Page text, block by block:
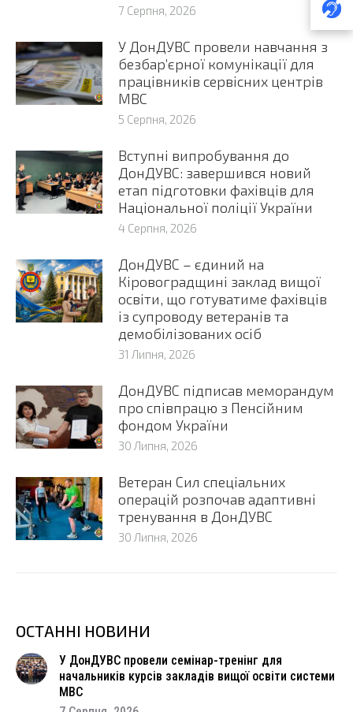
7 Серпня, 2026
У ДонДУВС провели навчання з
безбар’єрної комунікації для
працівників сервісних центрів
МВС
5 Серпня, 2026
Вступні випробування до
ДонДУВС: завершився новий
етап підготовки фахівців для
Національної поліції України
4 Серпня, 2026
ДонДУВС – єдиний на
Кіровоградщині заклад вищої
освіти, що готуватиме фахівців
із супроводу ветеранів та
демобілізованих осіб
31 Липня, 2026
ДонДУВС підписав меморандум
про співпрацю з Пенсійним
фондом України
30 Липня, 2026
Ветеран Сил спеціальних
операцій розпочав адаптивні
тренування в ДонДУВС
30 Липня, 2026
ОСТАННІ НОВИНИ
У ДонДУВС провели семінар-тренінг для
начальників курсів закладів вищої освіти системи
МВС